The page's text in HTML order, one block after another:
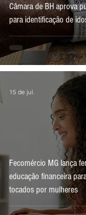
Câmara de BH aprova
para identificação de
Fecomércio MG lança
educação financeira
tocados por mulheres
15 de jul.